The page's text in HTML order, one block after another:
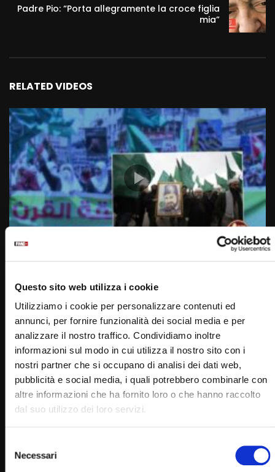
Questo sito web utilizza i cookie
Utilizziamo i cookie per personalizzare contenuti ed
annunci, per fornire funzionalità dei social media e per
analizzare il nostro traffico. Condividiamo inoltre
informazioni sul modo in cui utilizza il nostro sito con i
nostri partner che si occupano di analisi dei dati web,
pubblicità e social media, i quali potrebbero combinarle con
altre informazioni che ha fornito loro o che hanno raccolto
dal suo utilizzo dei loro servizi.
delNecessari
Padre Pio: “Porta allegramente la croce figlia
mia”
RELATED VIDEOS
02:09
0
3.9K 13 0